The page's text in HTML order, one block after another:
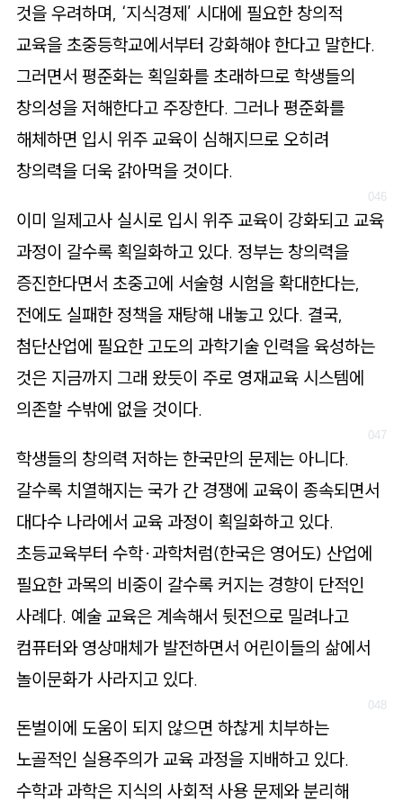
것을 우려하며, ‘지식경제’ 시대에 필요한 창의적
교육을 초중등학교에서부터 강화해야 한다고 말한다.
그러면서 평준화는 획일화를 초래하므로 학생들의
창의성을 저해한다고 주장한다. 그러나 평준화를
해체하면 입시 위주 교육이 심해지므로 오히려
창의력을 더욱 갉아먹을 것이다.
이미 일제고사 실시로 입시 위주 교육이 강화되고 교육
과정이 갈수록 획일화하고 있다. 정부는 창의력을
증진한다면서 초중고에 서술형 시험을 확대한다는,
전에도 실패한 정책을 재탕해 내놓고 있다. 결국,
첨단산업에 필요한 고도의 과학기술 인력을 육성하는
것은 지금까지 그래 왔듯이 주로 영재교육 시스템에
의존할 수밖에 없을 것이다.
학생들의 창의력 저하는 한국만의 문제는 아니다.
갈수록 치열해지는 국가 간 경쟁에 교육이 종속되면서
대다수 나라에서 교육 과정이 획일화하고 있다.
초등교육부터 수학·과학처럼(한국은 영어도) 산업에
필요한 과목의 비중이 갈수록 커지는 경향이 단적인
사례다. 예술 교육은 계속해서 뒷전으로 밀려나고
컴퓨터와 영상매체가 발전하면서 어린이들의 삶에서
놀이문화가 사라지고 있다.
돈벌이에 도움이 되지 않으면 하찮게 치부하는
노골적인 실용주의가 교육 과정을 지배하고 있다.
수학과 과학은 지식의 사회적 사용 문제와 분리해